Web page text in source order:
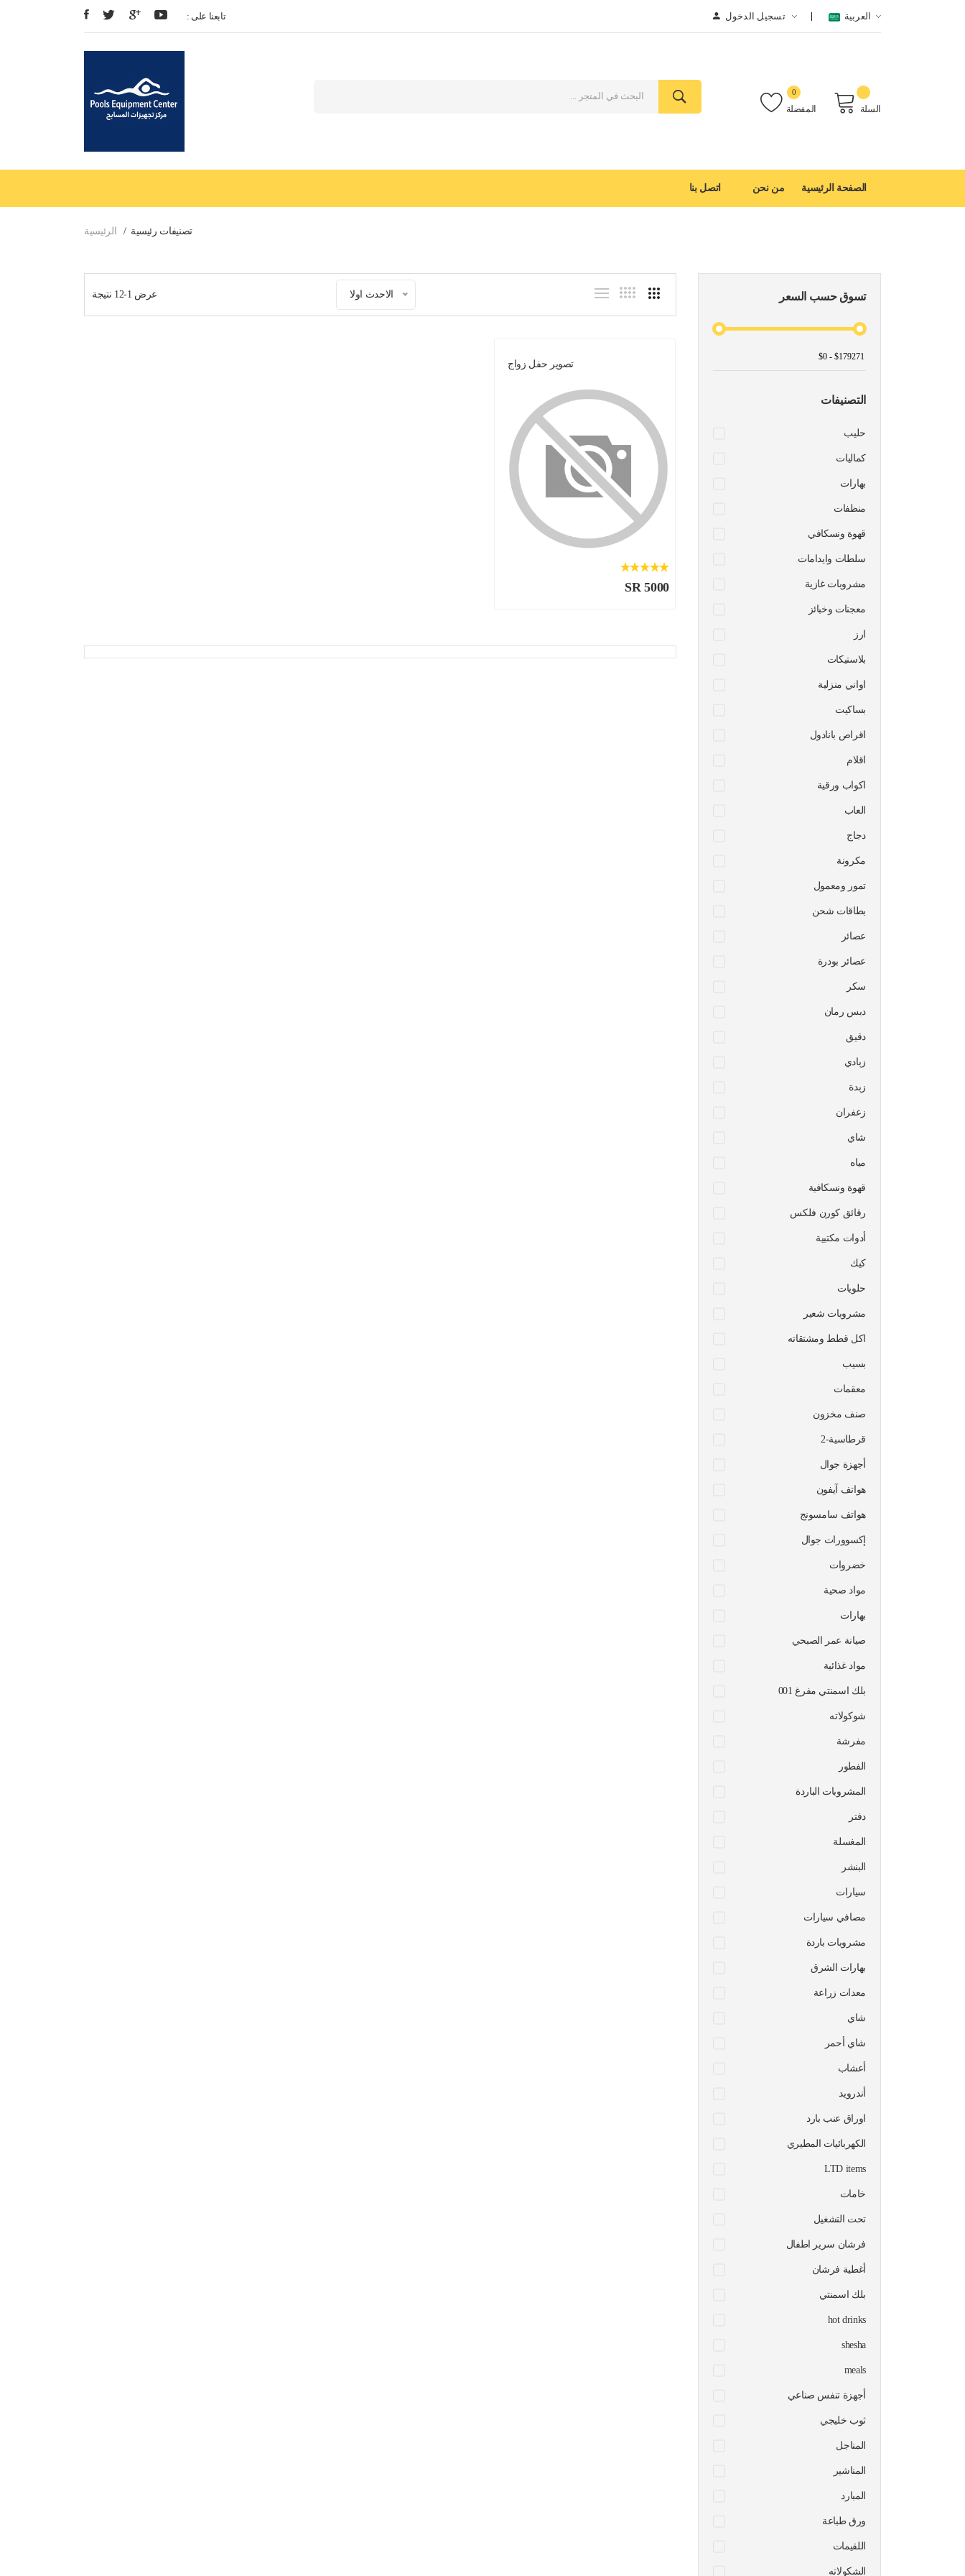
: تابعنا على تسجيل الدخول العربية
المفضلة
0
السلة
الصفحة الرئيسية من نحن اتصل بنا
الرئيسية تصنيفات رئيسية
تسوق حسب السعر
التصنيفات
حليب
كماليات
بهارات
منظفات
قهوة ونسكافي
سلطات وايدامات
مشروبات غازية
معجنات وخبائز
ارز
بلاستيكات
اواني منزلية
بساكيت
اقراص بانادول
اقلام
اكواب ورقية
العاب
دجاج
مكرونة
تمور ومعمول
بطاقات شحن
عصائر
عصائر بودرة
سكر
دبس رمان
دقيق
زبادي
زبدة
زعفران
شاي
مياه
قهوة ونسكافية
رقائق كورن فلكس
أدوات مكتبية
كيك
حلويات
مشروبات شعير
اكل قطط ومشتقاته
بسيب
معقمات
صنف مخزون
قرطاسية-2
أجهزة جوال
هواتف آيفون
هواتف سامسونج
إكسوورات جوال
خضروات
مواد صحية
بهارات
صيانة عمر الصبحي
مواد غذائية
بلك اسمنتي مفرغ 001
شوكولاته
مفرشة
الفطور
المشروبات الباردة
دفتر
المغسلة
البنشر
سيارات
مصافي سيارات
مشروبات باردة
بهارات الشرق
معدات زراعة
شاي
شاي أحمر
أعشاب
أندرويد
اوراق عنب بارد
الكهربائيات المطيري
LTD items
خامات
تحت التشغيل
فرشان سرير اطفال
أغطية فرشان
بلك اسمنتي
hot drinks
shesha
meals
أجهزة تنفس صناعي
ثوب خليجي
المناجل
المناشير
المبارد
ورق طباعة
اللقيمات
الشكولاته
الاحدث اولا عرض 1-12 نتيجة
تصوير حفل زواج
SR 5000